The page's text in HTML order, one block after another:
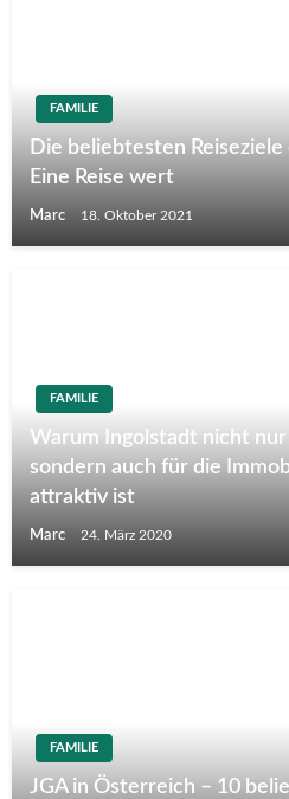
FAMILIE
Die beliebtesten
Eine Reise wert
Marc 18. Oktober 2021
FAMILIE
Warum Ingolstadt nicht
sondern auch für die
attraktiv ist
Marc 24. März 2020
FAMILIE
JGA in Österreich – 10